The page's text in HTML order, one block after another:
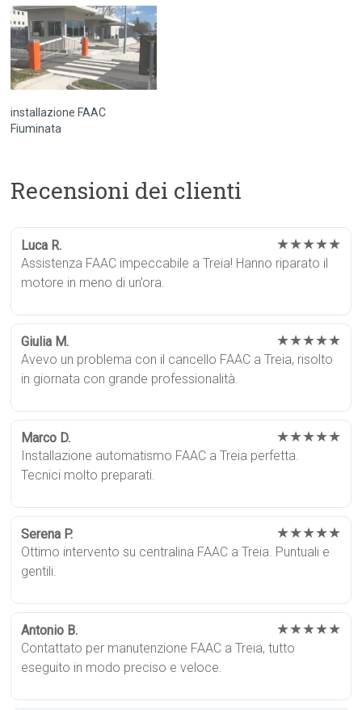
installazione FAAC
Fiuminata
Recensioni dei clienti
Luca R. ★★★★★
Assistenza FAAC impeccabile a Treia! Hanno riparato il
motore in meno di un’ora.
Giulia M. ★★★★★
Avevo un problema con il cancello FAAC a Treia, risolto
in giornata con grande professionalità.
Marco D. ★★★★★
Installazione automatismo FAAC a Treia perfetta.
Tecnici molto preparati.
Serena P. ★★★★★
Ottimo intervento su centralina FAAC a Treia. Puntuali e
gentili.
Antonio B. ★★★★★
Contattato per manutenzione FAAC a Treia, tutto
eseguito in modo preciso e veloce.